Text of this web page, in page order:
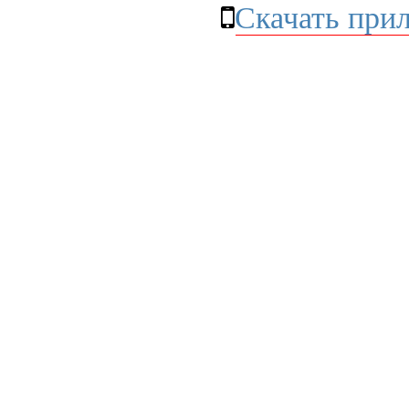
Скачать